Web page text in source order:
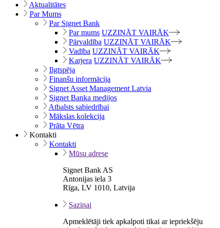
Aktualitātes
Par Mums
Par Signet Bank
Par mums UZZINĀT VAIRĀK
Pārvaldība UZZINĀT VAIRĀK
Vadība UZZINĀT VAIRĀK
Karjera UZZINĀT VAIRĀK
Ilgtspēja
Finanšu informācija
Signet Asset Management Latvia
Signet Banka medijos
Atbalsts sabiedrībai
Mākslas kolekcija
Prāta Vētra
Kontakti
Kontakti
Mūsu adrese
Signet Bank AS
Antonijas iela 3
Rīga, LV 1010, Latvija
Saziņai
Apmeklētāji tiek apkalpoti tikai ar iepriekšēju